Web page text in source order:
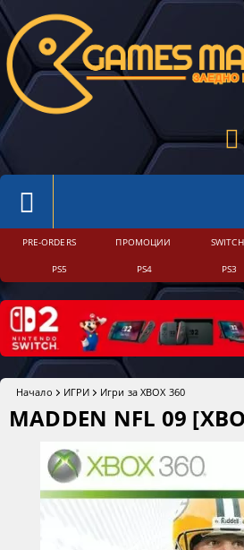
PRE-ORDERS ПРОМОЦИИ
PS5 PS4 PS3
Начало ИГРИ Игри за XBOX 360
MADDEN NFL 09